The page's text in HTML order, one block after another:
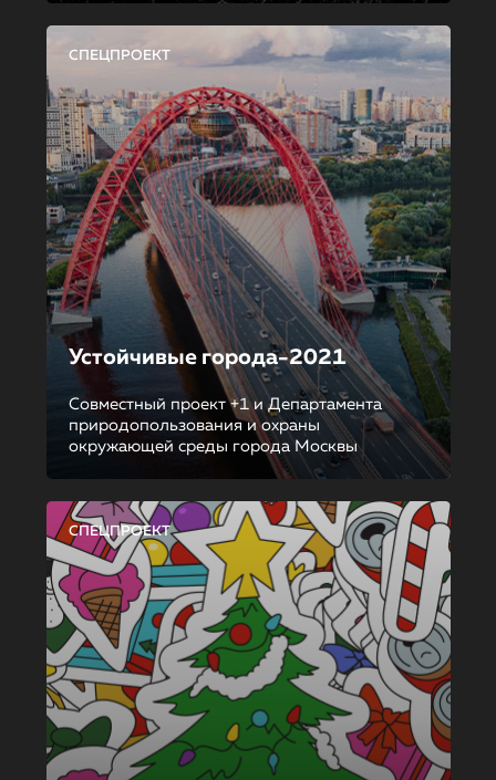
СПЕЦПРОЕКТ
Устойчивые города-2021
Совместный проект +1 и Департамента
природопользования и охраны
окружающей среды города Москвы
СПЕЦПРОЕКТ